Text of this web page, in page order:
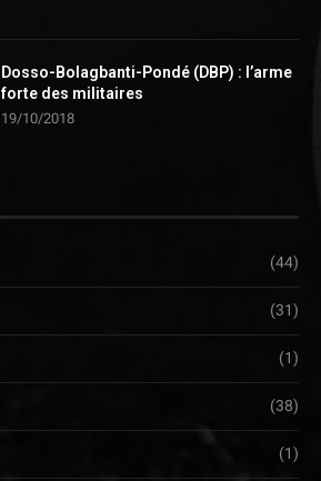
Dosso-Bolagbanti-Pondé (DBP) : l’arme
forte des militaires
19/10/2018
(44)
(31)
(1)
(38)
(1)